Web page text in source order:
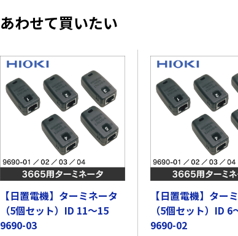
あわせて買いたい
【日置電機】ターミネータ
（5個セット）ID 11～15
9690-03
【日置電機】ター
（5個セット）ID 6
9690-02